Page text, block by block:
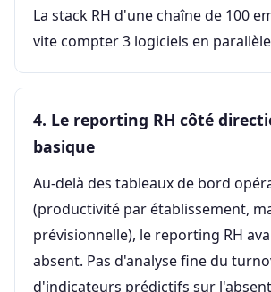
La stack RH d'une chaîne de 100
vite compter 3 logiciels en
4. Le reporting RH côté
basique
Au-delà des tableaux de bord
(productivité par établissement,
prévisionnelle), le reporting RH
absent. Pas d'analyse fine du
d'indicateurs prédictifs sur